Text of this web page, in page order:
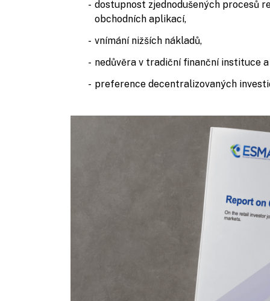
dostupnost zjednodušených procesů
obchodních aplikací,
vnímání nižších nákladů,
nedůvěra v tradiční finanční instituce
preference decentralizovaných